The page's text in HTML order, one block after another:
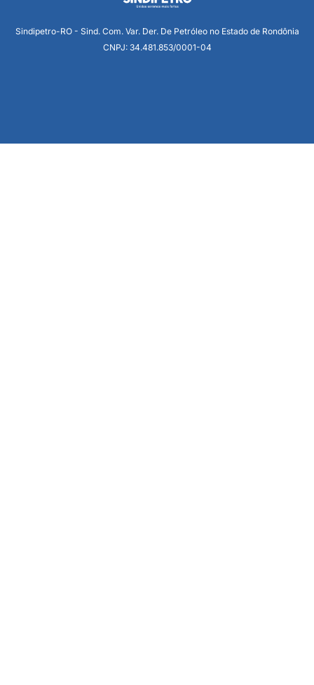
Sindipetro-RO - Sind. Com. Var. Der. De Petróleo no Estado de Rondônia
CNPJ: 34.481.853/0001-04